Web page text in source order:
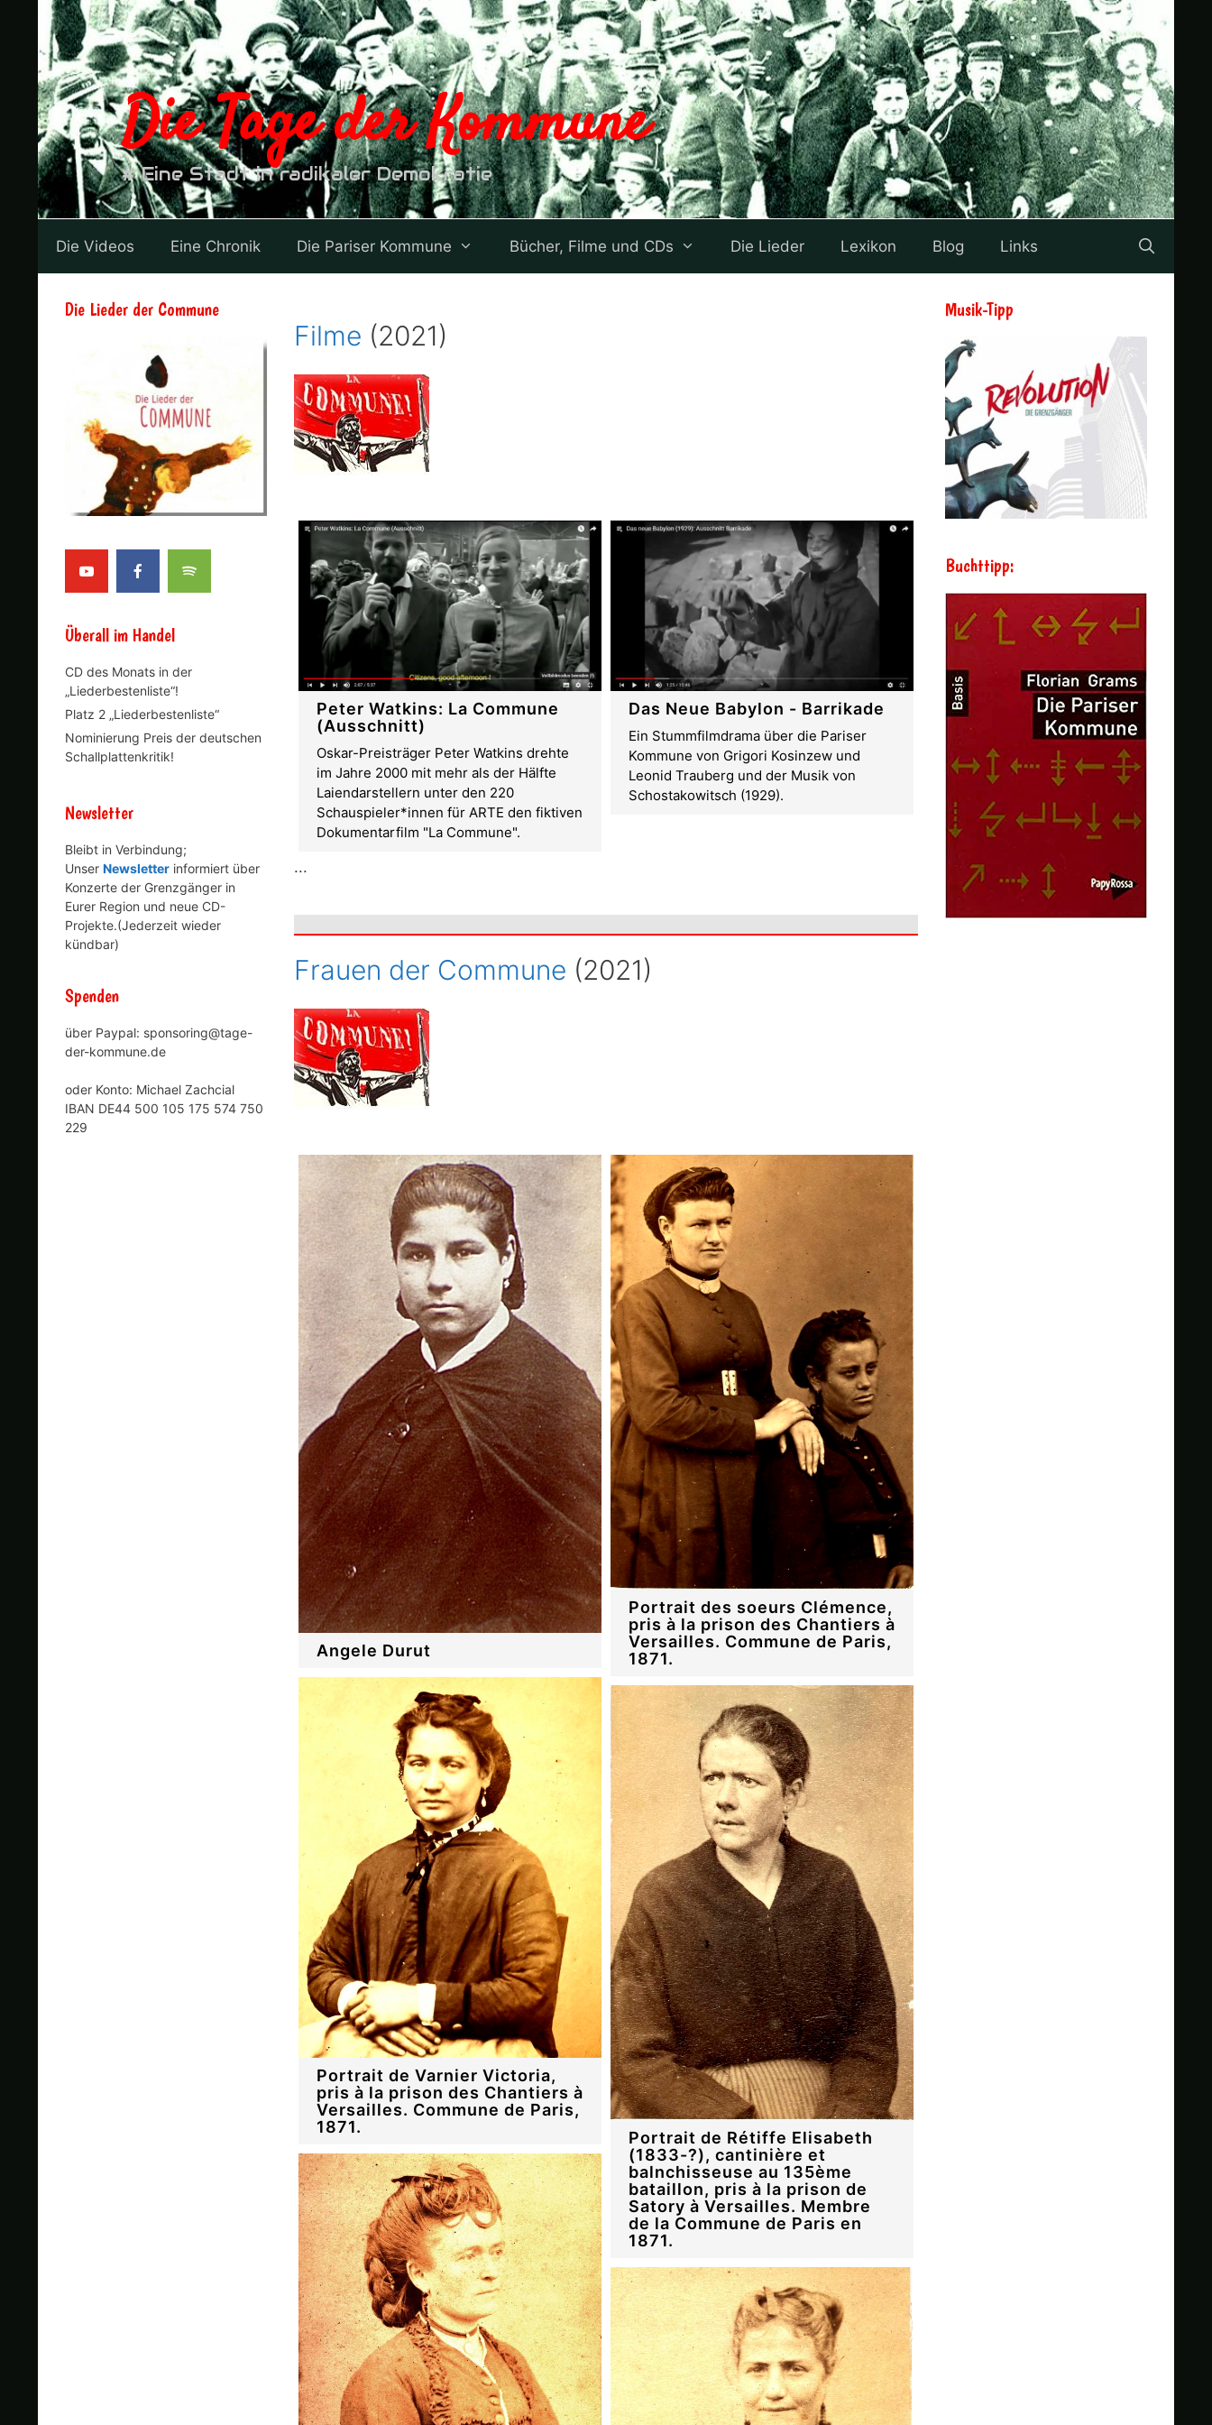
springen
Die Tage der Kommune
# Eine Stadt in radikaler Demokratie
Die Videos Eine Chronik Die Pariser Kommune Bücher, Filme und CDs Die Lieder Lexikon Blog Links
Filme (2021)
Peter Watkins: La Commune
(Ausschnitt)
Oskar-Preisträger Peter Watkins drehte
im Jahre 2000 mit mehr als der Hälfte
Laiendarstellern unter den 220
Schauspieler*innen für ARTE den fiktiven
Dokumentarfilm "La Commune".
Das Neue Babylon - Barrikade
Ein Stummfilmdrama über die Pariser
Kommune von Grigori Kosinzew und
Leonid Trauberg und der Musik von
Schostakowitsch (1929).
...
Frauen der Commune (2021)
Angele Durut
Portrait de Varnier Victoria,
pris à la prison des Chantiers à
Versailles. Commune de Paris,
1871.
Portrait des soeurs Clémence,
pris à la prison des Chantiers à
Versailles. Commune de Paris,
1871.
Portrait de Rétiffe Elisabeth
(1833-?), cantinière et
balnchisseuse au 135ème
bataillon, pris à la prison de
Satory à Versailles. Membre
de la Commune de Paris en
1871.
Die Lieder der Commune
Überall im Handel
CD des Monats in der
„Liederbestenliste“!
Platz 2 „Liederbestenliste“
Nominierung Preis der deutschen
Schallplattenkritik!
Newsletter
Bleibt in Verbindung;
Unser Newsletter informiert über
Konzerte der Grenzgänger in
Eurer Region und neue CD-
Projekte.(Jederzeit wieder
kündbar)
Spenden
über Paypal: sponsoring@tage-
der-kommune.de
oder Konto: Michael Zachcial
IBAN DE44 500 105 175 574 750
229
Musik-Tipp
Buchttipp: